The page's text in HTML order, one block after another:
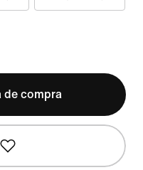
de compra